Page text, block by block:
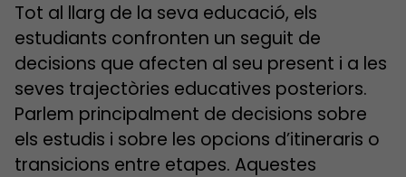
Tot al llarg de la seva educació, els
estudiants confronten un seguit de
decisions que afecten al seu present i a les
seves trajectòries educatives posteriors.
Parlem principalment de decisions sobre
els estudis i sobre les opcions d’itineraris o
transicions entre etapes. Aquestes